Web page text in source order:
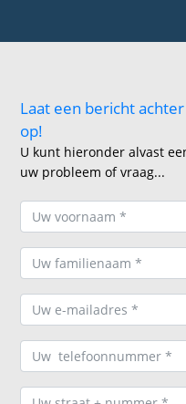
Laat een bericht
op!
U kunt hieronder alvast
uw probleem of vraag...